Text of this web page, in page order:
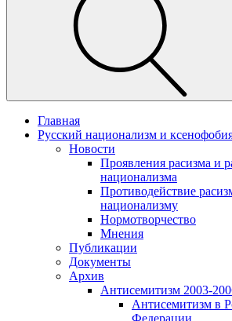
Главная
Русский национализм и
Новости
Проявления расизма и
национализма
Противодействие
национализму
Нормотворчество
Мнения
Публикации
Документы
Архив
Антисемитизм 2003-
Антисемитизм в
Федерации